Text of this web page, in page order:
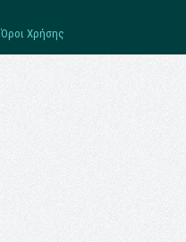
Όροι Χρήσης